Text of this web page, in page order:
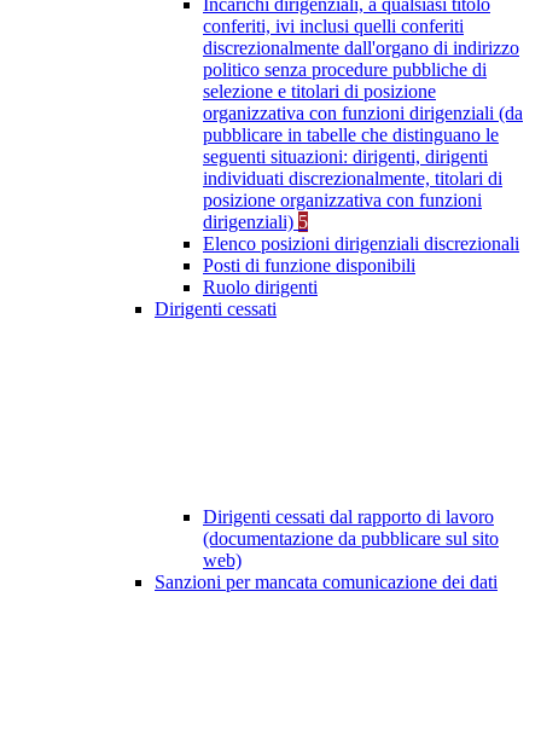
Incarichi dirigenziali, a qualsiasi titolo
conferiti, ivi inclusi quelli conferiti
discrezionalmente dall'organo di indirizzo
politico senza procedure pubbliche di
selezione e titolari di posizione
organizzativa con funzioni dirigenziali (da
pubblicare in tabelle che distinguano le
seguenti situazioni: dirigenti, dirigenti
individuati discrezionalmente, titolari di
posizione organizzativa con funzioni
dirigenziali) 5
Elenco posizioni dirigenziali discrezionali
Posti di funzione disponibili
Ruolo dirigenti
Dirigenti cessati
Dirigenti cessati dal rapporto di lavoro
(documentazione da pubblicare sul sito
web)
Sanzioni per mancata comunicazione dei dati